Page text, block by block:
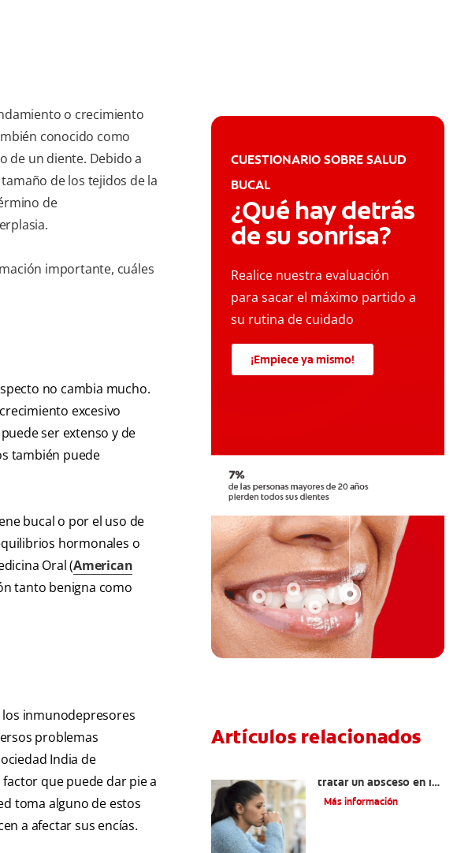
o crecimiento
conocido como
de un diente. Debido a
de los tejidos de la
de
importante, cuáles
no cambia mucho.
excesivo
ser extenso y de
también puede
bucal o por el uso de
hormonales o
Oral (American
tanto benigna como
los inmunodepresores
problemas
India de
que puede dar pie a
toma alguno de estos
a afectar sus encías.
CUESTIONARIO SOBRE SALUD
BUCAL
¿Qué hay detrás
de su sonrisa?
Realice nuestra evaluación
para sacar el máximo partido a
su rutina de cuidado
¡Empiece ya mismo!
Artículos relacionados
tratar un absceso en las
encías?
Más información